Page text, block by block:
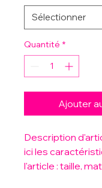
Quantité *
Ajouter
Description
ici les
l'article : taille,